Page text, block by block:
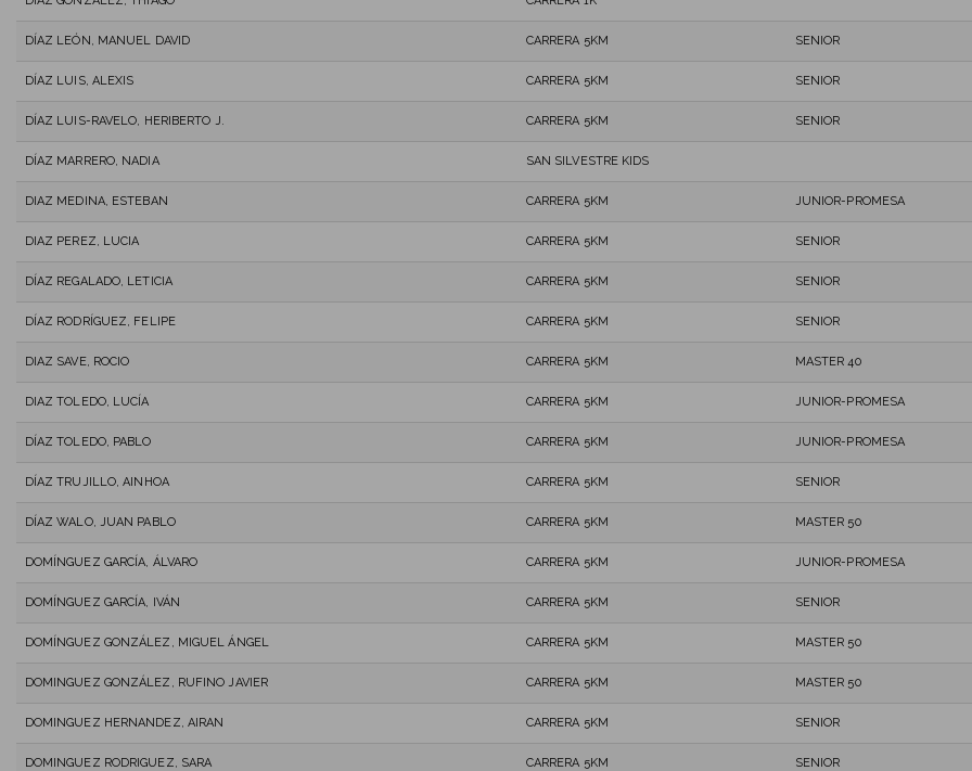
DÍAZ LEÓN, MANUEL DAVID CARRERA 5KM SENIOR
DÍAZ LUIS, ALEXIS CARRERA 5KM SENIOR
DÍAZ LUIS-RAVELO, HERIBERTO J. CARRERA 5KM SENIOR
DÍAZ MARRERO, NADIA SAN SILVESTRE KIDS
DIAZ MEDINA, ESTEBAN CARRERA 5KM JUNIOR-PROMESA
DIAZ PEREZ, LUCIA CARRERA 5KM SENIOR
DÍAZ REGALADO, LETICIA CARRERA 5KM SENIOR
DÍAZ RODRÍGUEZ, FELIPE CARRERA 5KM SENIOR
DIAZ SAVE, ROCIO CARRERA 5KM MASTER 40
DIAZ TOLEDO, LUCÍA CARRERA 5KM JUNIOR-PROMESA
DÍAZ TOLEDO, PABLO CARRERA 5KM JUNIOR-PROMESA
DÍAZ TRUJILLO, AINHOA CARRERA 5KM SENIOR
DÍAZ WALO, JUAN PABLO CARRERA 5KM MASTER 50
DOMÍNGUEZ GARCÍA, ÁLVARO CARRERA 5KM JUNIOR-PROMESA
DOMÍNGUEZ GARCÍA, IVÁN CARRERA 5KM SENIOR
DOMÍNGUEZ GONZÁLEZ, MIGUEL ÁNGEL CARRERA 5KM MASTER 50
DOMINGUEZ GONZÁLEZ, RUFINO JAVIER CARRERA 5KM MASTER 50
DOMINGUEZ HERNANDEZ, AIRAN CARRERA 5KM SENIOR
DOMINGUEZ RODRIGUEZ, SARA CARRERA 5KM SENIOR